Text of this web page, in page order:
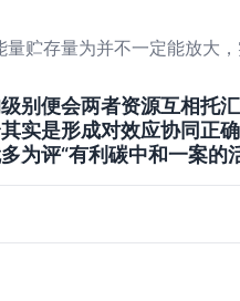
贮存量为并不一定能放大，
别便会两者资源互相托
是形成对效应协同正确
评“有利碳中和一案的